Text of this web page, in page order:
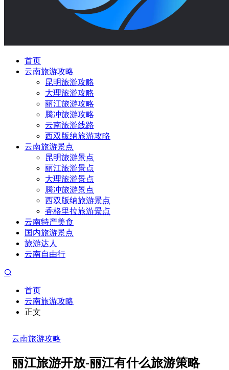
首页
云南旅游攻略
昆明旅游攻略
大理旅游攻略
丽江旅游攻略
腾冲旅游攻略
云南旅游线路
西双版纳旅游攻略
云南旅游景点
昆明旅游景点
丽江旅游景点
大理旅游景点
腾冲旅游景点
西双版纳旅游景点
香格里拉旅游景点
云南特产美食
国内旅游景点
旅游达人
云南自由行
首页
云南旅游攻略
正文
云南旅游攻略
丽江旅游开放-丽江有什么旅游策略